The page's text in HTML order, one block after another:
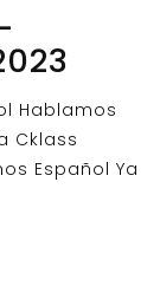
Hablamos
Cklass
Español Ya